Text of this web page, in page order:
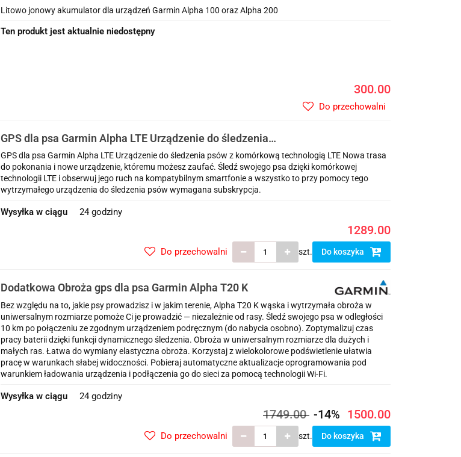
Litowo jonowy akumulator dla urządzeń Garmin Alpha 100 oraz Alpha 200
Ten produkt jest aktualnie niedostępny
300.00
Do przechowalni
GPS dla psa Garmin Alpha LTE Urządzenie do śledzenia
psów z komórkową technologią LTE
GPS dla psa Garmin Alpha LTE Urządzenie do śledzenia psów z komórkową technologią LTE Nowa trasa
do pokonania i nowe urządzenie, któremu możesz zaufać. Śledź swojego psa dzięki komórkowej
technologii LTE i obserwuj jego ruch na kompatybilnym smartfonie a wszystko to przy pomocy tego
wytrzymałego urządzenia do śledzenia psów wymagana subskrypcja.
Wysyłka w ciągu 24 godziny
1289.00
szt. Do koszyka
Do przechowalni
Dodatkowa Obroża gps dla psa Garmin Alpha T20 K
Bez względu na to, jakie psy prowadzisz i w jakim terenie, Alpha T20 K wąska i wytrzymała obroża w
uniwersalnym rozmiarze pomoże Ci je prowadzić — niezależnie od rasy. Śledź swojego psa w odległości
10 km po połączeniu ze zgodnym urządzeniem podręcznym (do nabycia osobno). Zoptymalizuj czas
pracy baterii dzięki funkcji dynamicznego śledzenia. Obroża w uniwersalnym rozmiarze dla dużych i
małych ras. Łatwa do wymiany elastyczna obroża. Korzystaj z wielokolorowe podświetlenie ułatwia
pracę w warunkach słabej widoczności. Pobieraj automatyczne aktualizacje oprogramowania pod
warunkiem ładowania urządzenia i podłączenia go do sieci za pomocą technologii Wi-Fi.
Wysyłka w ciągu 24 godziny
1749.00 -14% 1500.00
szt. Do koszyka
Do przechowalni